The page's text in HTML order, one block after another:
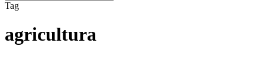
Tag
agricultura